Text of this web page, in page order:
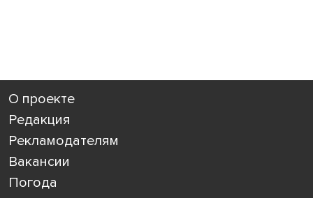
О проекте
Редакция
Рекламодателям
Вакансии
Погода